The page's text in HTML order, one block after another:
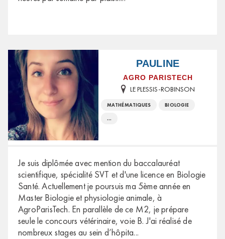
PAULINE
AGRO PARISTECH
LE PLESSIS-ROBINSON
MATHÉMATIQUES BIOLOGIE
...
Je suis diplômée avec mention du baccalauréat
scientifique, spécialité SVT et d'une licence en Biologie
Santé. Actuellement je poursuis ma 5ème année en
Master Biologie et physiologie animale, à
AgroParisTech. En parallèle de ce M2, je prépare
seule le concours vétérinaire, voie B. J'ai réalisé de
nombreux stages au sein d’hôpita...